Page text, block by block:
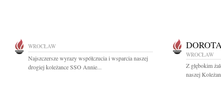
WROCŁAW
Najszczersze wyrazy współczucia i wsparcia naszej
drogiej koleżance SSO Annie...
WROCŁAW
Z głębokim
naszej